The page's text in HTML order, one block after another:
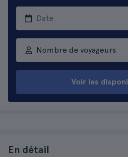
Nombre de voyageurs
Voir les
En détail